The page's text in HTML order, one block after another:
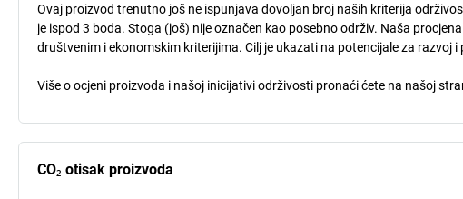
Ovaj proizvod trenutno još ne ispunjava dovoljan broj naših kriterija
je ispod 3 boda. Stoga (još) nije označen kao posebno održiv. Naša
društvenim i ekonomskim kriterijima. Cilj je ukazati na potencijale za razvoj
Više o ocjeni proizvoda i našoj inicijativi održivosti pronaći ćete na našoj
CO₂ otisak proizvoda